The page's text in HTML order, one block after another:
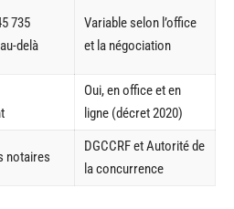
735
delà
Variable selon l’office
et la négociation
Oui, en office et en
ligne (décret 2020)
notaires
DGCCRF et Autorité de
la concurrence